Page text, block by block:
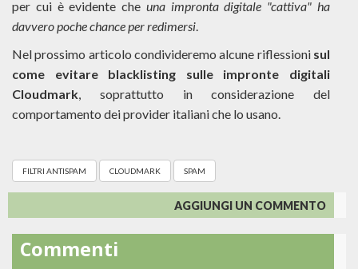
per cui è evidente che una impronta digitale "cattiva" ha
davvero poche chance per redimersi.
Nel prossimo articolo condivideremo alcune riflessioni sul
come evitare blacklisting sulle impronte digitali
Cloudmark, soprattutto in considerazione del
comportamento dei provider italiani che lo usano.
FILTRI ANTISPAM CLOUDMARK SPAM
AGGIUNGI UN COMMENTO
Commenti